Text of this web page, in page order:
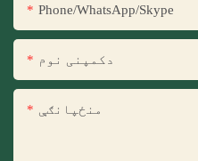
Phone/WhatsApp/Skype
دکمپنی نوم
منځپانګې